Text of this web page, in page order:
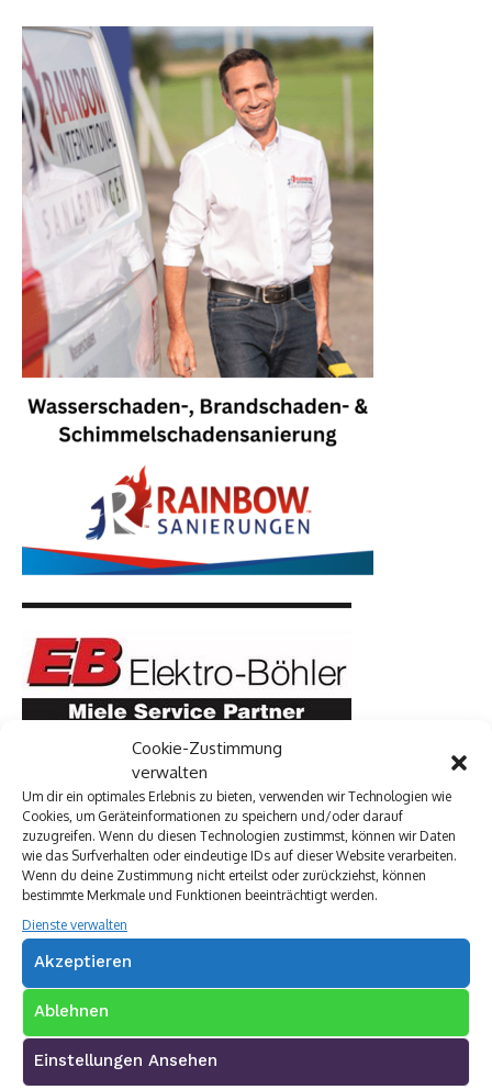
Cookie-Zustimmung
verwalten
Um dir ein optimales Erlebnis zu bieten, verwenden wir Technologien wie
Cookies, um Geräteinformationen zu speichern und/oder darauf
zuzugreifen. Wenn du diesen Technologien zustimmst, können wir Daten
wie das Surfverhalten oder eindeutige IDs auf dieser Website verarbeiten.
Wenn du deine Zustimmung nicht erteilst oder zurückziehst, können
bestimmte Merkmale und Funktionen beeinträchtigt werden.
Dienste verwalten
Akzeptieren
Ablehnen
Einstellungen Ansehen